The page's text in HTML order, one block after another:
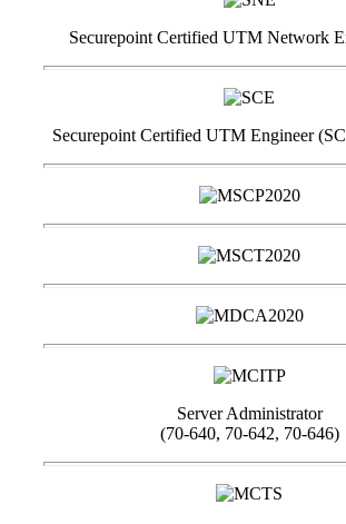
Securepoint Certified UTM Network
Securepoint Certified UTM Engineer
Server Administrator
(70-640, 70-642, 70-646)